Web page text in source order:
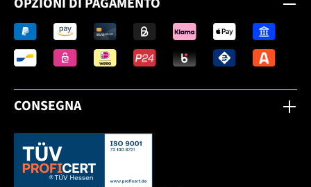
CONSEGNA
Dieser Link öffnet sich in einem neuen Tab.